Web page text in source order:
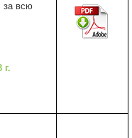
за всю
г.